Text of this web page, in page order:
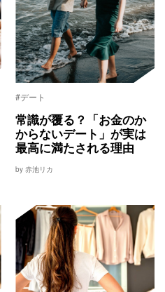
#デート
常識が覆る？「お金のか
からないデート」が実は
最高に満たされる理由
by 赤池リカ